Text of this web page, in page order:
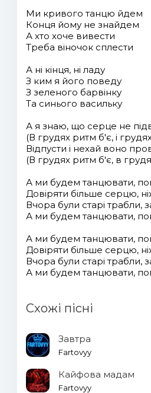
Ми кривого танцю йдем
Конця йому не знайдем
А хто хоче вивести
Треба віночок сплести
А ні кінця, ні ладу
З ким я його поведу
З зеленого барвінку
Та синього васильку
А я знаю, що серце не
(В грудях ритм б'є, і
Відпусти і нехай воно
(В грудях ритм б'є, в
А ми будем танцювати,
Довіряти більше серцю,
Вчора були старі трабли,
А ми будем танцювати,
А ми будем танцювати,
Довіряти більше серцю,
Вчора були старі трабли,
А ми будем танцювати,
Схожі пісні
Завтра
Fartovyy
Кайфова мадам
Fartovyy